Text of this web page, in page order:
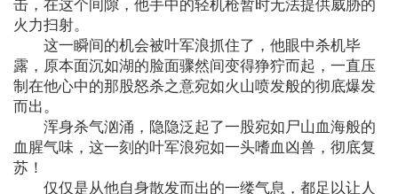
击，在这个间隙，他手中的轻机枪暂时无法提供威胁的
火力扫射。
这一瞬间的机会被叶军浪抓住了，他眼中杀机毕
露，原本面沉如湖的脸面骤然间变得狰狞而起，一直压
制在他心中的那股怒杀之意宛如火山喷发般的彻底爆发
而出。
浑身杀气汹涌，隐隐泛起了一股宛如尸山血海般的
血腥气味，这一刻的叶军浪宛如一头嗜血凶兽，彻底复
苏！
仅仅是从他自身散发而出的一缕气息，都足以让人